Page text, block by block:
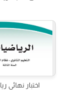
اختبار نهائي